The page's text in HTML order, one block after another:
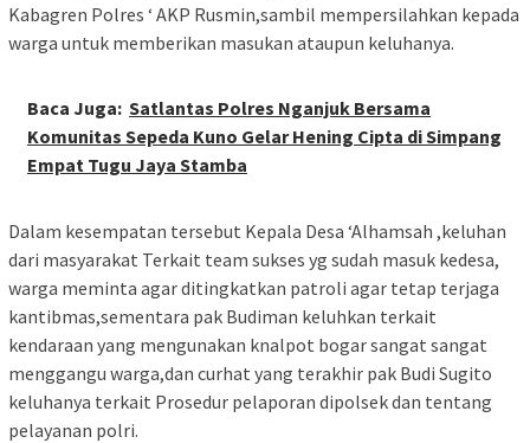
Kabagren Polres ‘ AKP Rusmin,sambil mempersilahkan kepada
warga untuk memberikan masukan ataupun keluhanya.
Baca Juga: Satlantas Polres Nganjuk Bersama
Komunitas Sepeda Kuno Gelar Hening Cipta di Simpang
Empat Tugu Jaya Stamba
Dalam kesempatan tersebut Kepala Desa ‘Alhamsah ,keluhan
dari masyarakat Terkait team sukses yg sudah masuk kedesa,
warga meminta agar ditingkatkan patroli agar tetap terjaga
kantibmas,sementara pak Budiman keluhkan terkait
kendaraan yang mengunakan knalpot bogar sangat sangat
menggangu warga,dan curhat yang terakhir pak Budi Sugito
keluhanya terkait Prosedur pelaporan dipolsek dan tentang
pelayanan polri.